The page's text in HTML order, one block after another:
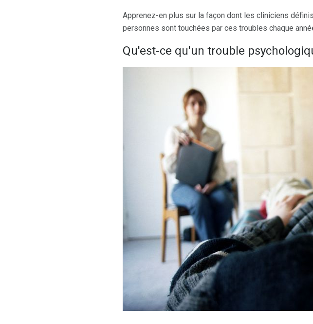
Apprenez-en plus sur la façon dont les cliniciens
personnes sont touchées par ces troubles chaque
Qu'est-ce qu'un trouble